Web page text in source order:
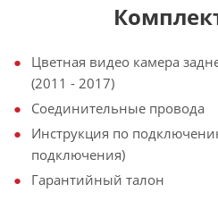
Цветная видео камера
(2011 - 2017)
Соединительные провода
Инструкция по
подключения)
Гарантийный талон